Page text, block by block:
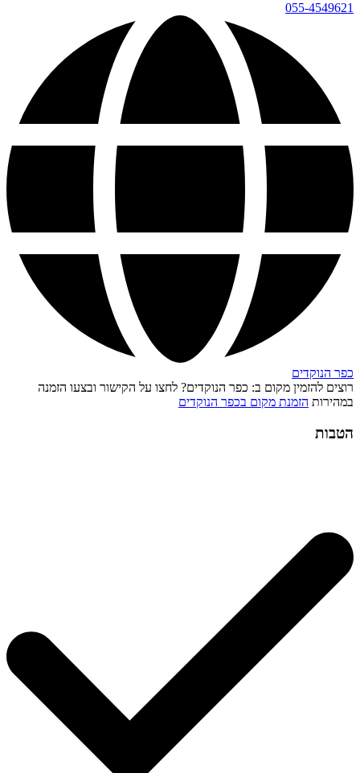
055-4549621
כפר הנוקדים
רוצים להזמין מקום ב: כפר הנוקדים? לחצו על הקישור ובצעו הזמנה
במהירות הזמנת מקום בכפר הנוקדים
הטבות